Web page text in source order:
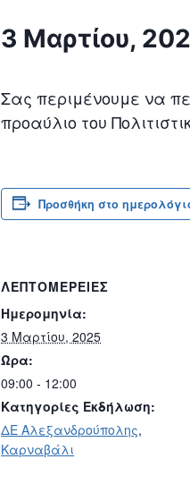
3 Μαρτίου,
Σας περιμένουμε να
προαύλιο του
Προσθήκη στο
ΛΕΠΤΟΜΈΡΕΙΕΣ
Ημερομηνία:
3 Μαρτίου, 2025
Ώρα:
09:00 - 12:00
Κατηγορίες Εκδήλωση:
ΔΕ Αλεξανδρούπολης,
Καρναβάλι